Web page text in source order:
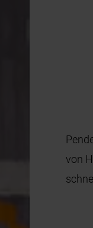
von